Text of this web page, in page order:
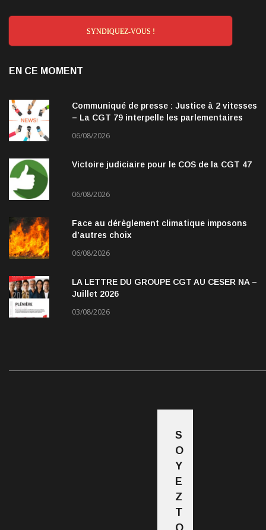
SYNDIQUEZ-VOUS !
EN CE MOMENT
Communiqué de presse : Justice à 2 vitesses
– La CGT 79 interpelle les parlementaires
06/08/2026
Victoire judiciaire pour le COS de la CGT 47
06/08/2026
Face au dérèglement climatique imposons
d’autres choix
06/08/2026
LA LETTRE DU GROUPE CGT AU CESER NA –
Juillet 2026
03/08/2026
S
O
Y
E
Z
T
O